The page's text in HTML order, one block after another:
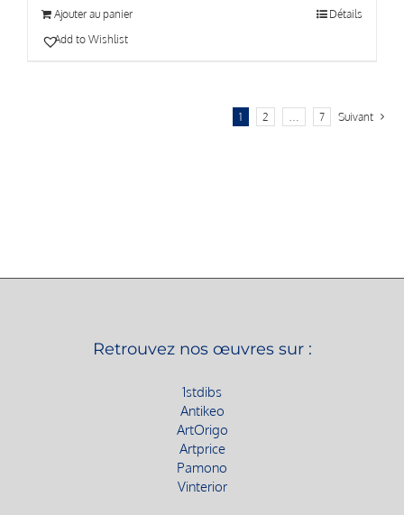
Ajouter au panier
Détails
Add to Wishlist
1 2 7 Suivant
Retrouvez nos œuvres sur :
1stdibs
Antikeo
ArtOrigo
Artprice
Pamono
Vinterior